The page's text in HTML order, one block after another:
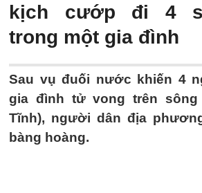
kịch cướp đi 4
trong một gia đình
Sau vụ đuối nước khiến 4
gia đình tử vong trên sông
Tĩnh), người dân địa
bàng hoàng.